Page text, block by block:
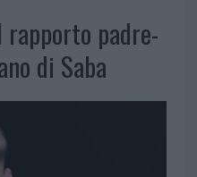
rapporto padre-
di Saba